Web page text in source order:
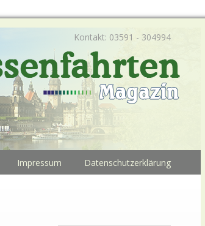
Kontakt: 03591 - 304994
Impressum
Datenschutzerklärung